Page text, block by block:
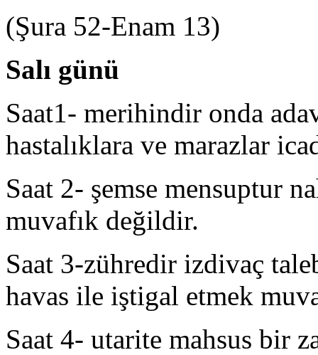
(Şura 52-Enam 13)
Salı günü
Saat1- merihindir onda
hastalıklara ve marazlar
Saat 2- şemse mensuptur
muvafık değildir.
Saat 3-zühredir izdivaç
havas ile iştigal etmek
Saat 4- utarite mahsus bir